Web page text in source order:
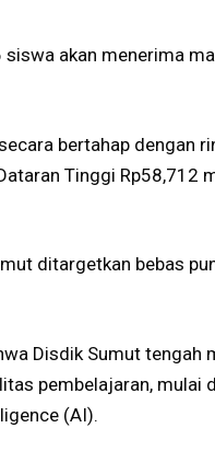
siswa akan menerima
bertahap dengan
Tinggi Rp58,712
ditargetkan bebas
Disdik Sumut tengah
pembelajaran, mulai
(AI).